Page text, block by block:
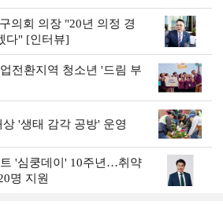
의회 의장 "20년 의정 경
다" [인터뷰]
전환지역 청소년 '드림 부
'생태 감각 공방' 운영
'심쿵데이' 10주년…취약
명 지원